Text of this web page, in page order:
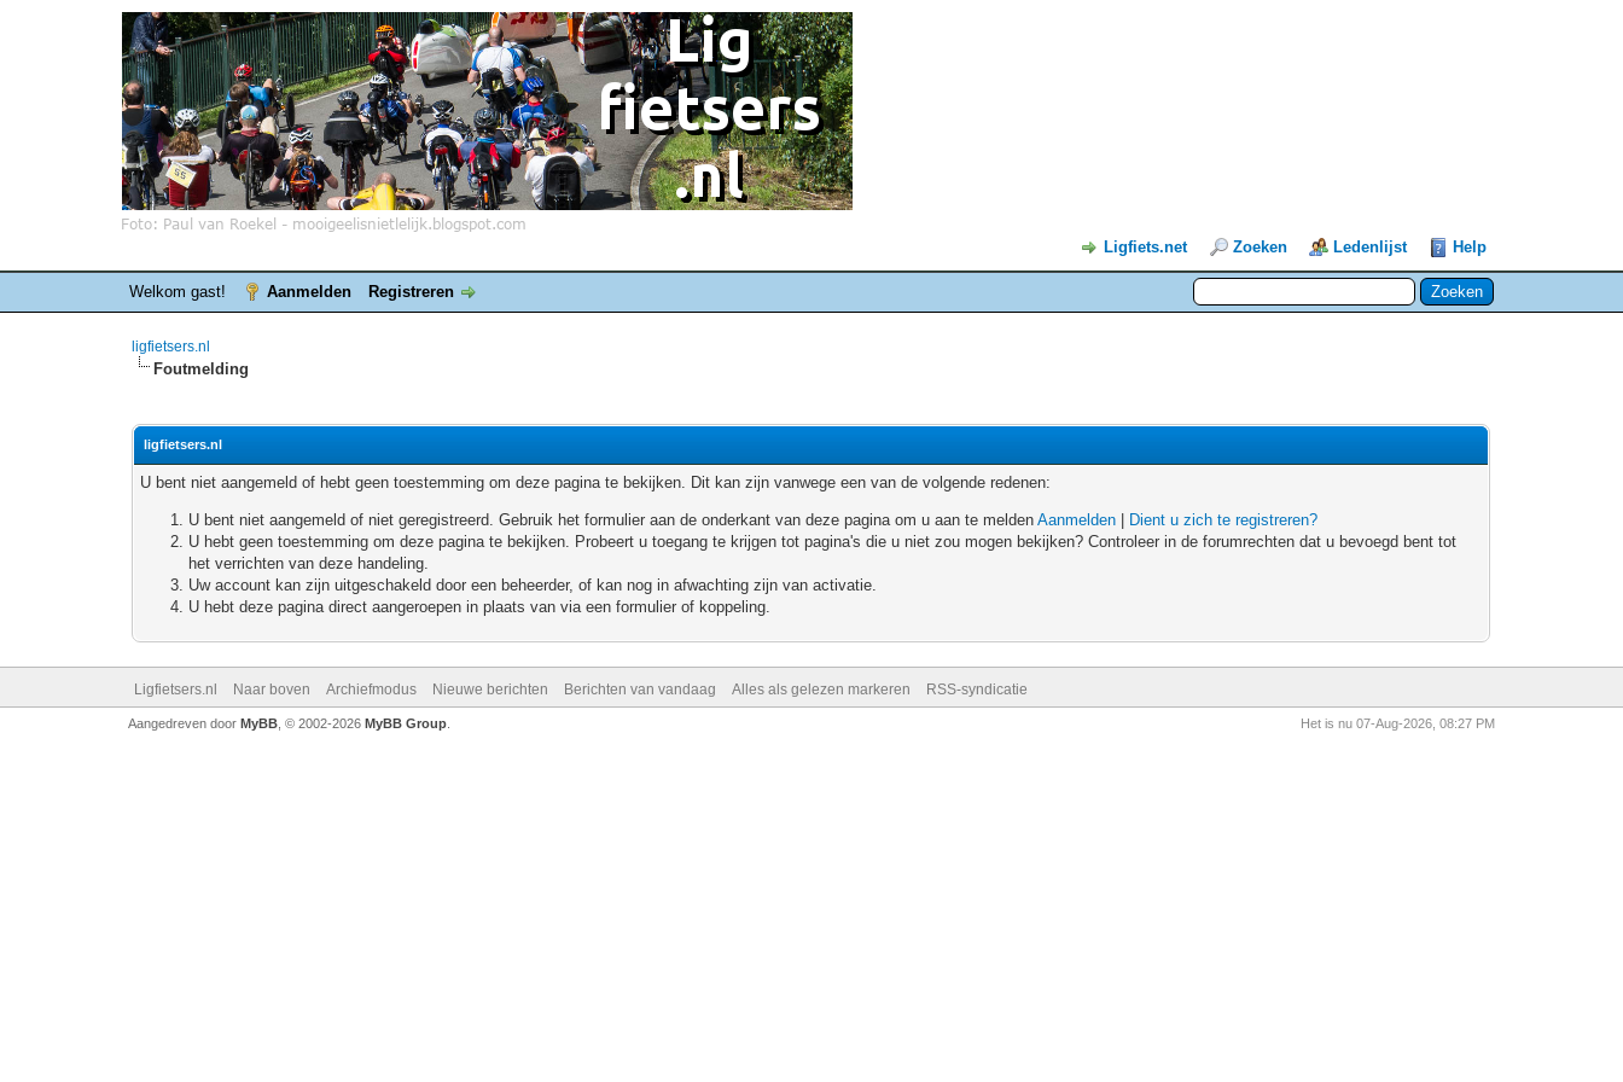
Ligfiets.net Zoeken Ledenlijst Help
Welkom gast! Aanmelden Registreren
ligfietsers.nl
Foutmelding
ligfietsers.nl
U bent niet aangemeld of hebt geen toestemming om deze pagina te bekijken. Dit kan zijn vanwege een van de volgende redenen:
U bent niet aangemeld of niet geregistreerd. Gebruik het formulier aan de onderkant van deze pagina om u aan te meldenAanmelden
Dient u zich te registreren?
U hebt geen toestemming om deze pagina te bekijken. Probeert u toegang te krijgen tot pagina's die u niet zou mogen bekijken? Controleer in de forumrechten dat u bevoegd bent tot
het verrichten van deze handeling.
Uw account kan zijn uitgeschakeld door een beheerder, of kan nog in afwachting zijn van activatie.
U hebt deze pagina direct aangeroepen in plaats van via een formulier of koppeling.
Ligfietsers.nl Naar boven Archiefmodus Nieuwe berichten Berichten van vandaag Alles als gelezen markeren RSS-syndicatie
Het is nu 07-Aug-2026, 08:27 PM
Aangedreven door MyBB, © 2002-2026 MyBB Group.